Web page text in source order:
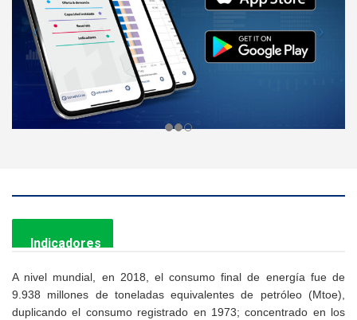
Testimonios curso: Género Diversidad y
Energía.
00:02:36
Launch of sieCARICOM system
00:04:41
Energía organizada por Olade y el BID
APP Olade: Aplicación de Estadísticas
Energéticas de América Latina y el Caribe
Indicadores
A nivel mundial, en 2018, el consumo final de energía fue de
9.938 millones de toneladas equivalentes de petróleo (Mtoe),
duplicando el consumo registrado en 1973; concentrado en los